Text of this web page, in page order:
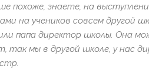
похоже, знаете, на
на учеников совсем другой
папа директор школы. Она
так мы в другой школе, у нас